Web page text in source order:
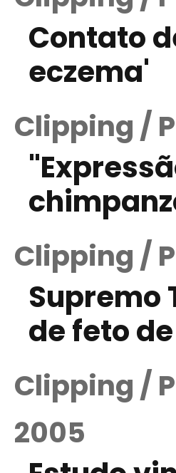
Contato
eczema'
Clipping /
Clipping /
Supremo
de feto
Clipping /
2005